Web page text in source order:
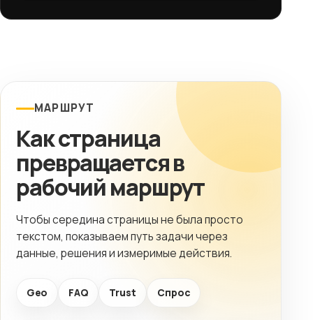
МАРШРУТ
Как страница
превращается в
рабочий маршрут
Чтобы середина страницы не была просто
текстом, показываем путь задачи через
данные, решения и измеримые действия.
Geo FAQ Trust Спрос